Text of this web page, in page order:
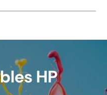
HP